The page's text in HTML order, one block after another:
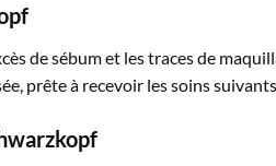
de sébum et les traces de
prête à recevoir les soins suivants.